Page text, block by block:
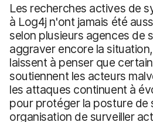
Les recherches actives de
à Log4j n'ont jamais été
selon plusieurs agences de
aggraver encore la
laissent à penser que
soutiennent les acteurs
les attaques continuent à
pour protéger la posture de
organisation de surveiller